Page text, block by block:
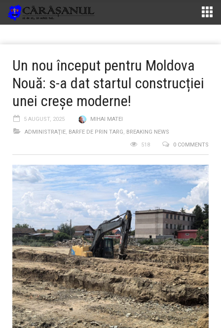
Un nou început pentru Moldova
Nouă: s-a dat startul construcției
unei creșe moderne!
5 AUGUST, 2025
MIHAI MATEI
ADMINISTRAŢIE, BARFE DE PRIN TARG, BREAKING NEWS
0 COMMENTS
518